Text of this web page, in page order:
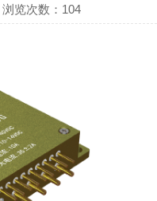
浏览次数： 104